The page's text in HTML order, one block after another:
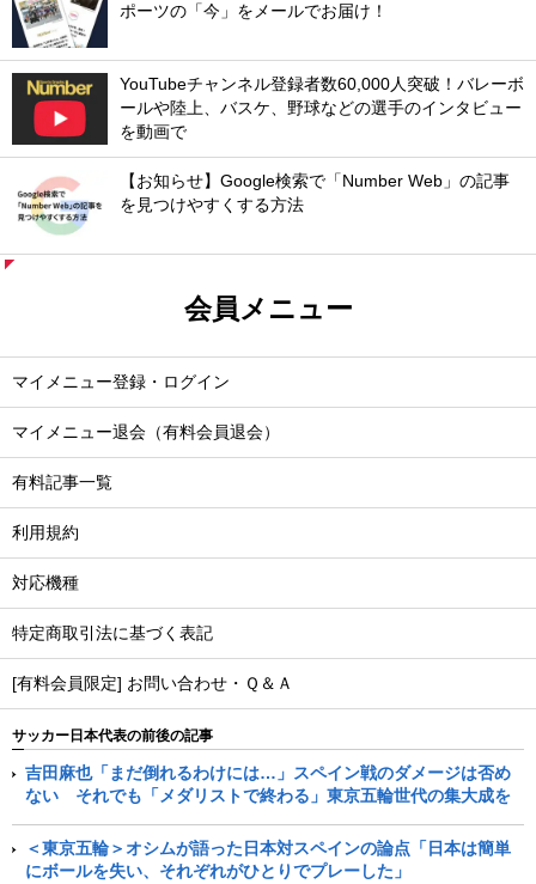
ポーツの「今」をメールでお届け！
YouTubeチャンネル登録者数60,000人突破！バレーボ
ールや陸上、バスケ、野球などの選手のインタビュー
を動画で
【お知らせ】Google検索で「Number Web」の記事
を見つけやすくする方法
会員メニュー
マイメニュー登録・ログイン
マイメニュー退会（有料会員退会）
有料記事一覧
利用規約
対応機種
特定商取引法に基づく表記
[有料会員限定] お問い合わせ・Ｑ＆Ａ
サッカー日本代表の前後の記事
吉田麻也「まだ倒れるわけには…」スペイン戦のダメージは否め
ない それでも「メダリストで終わる」東京五輪世代の集大成を
＜東京五輪＞オシムが語った日本対スペインの論点「日本は簡単
にボールを失い、それぞれがひとりでプレーした」